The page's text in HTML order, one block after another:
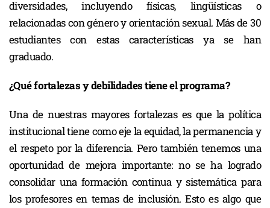
diversidades, incluyendo físicas, lingüísticas o
relacionadas con género y orientación sexual. Más de 30
estudiantes con estas características ya se han
graduado.
¿Qué fortalezas y debilidades tiene el programa?
Una de nuestras mayores fortalezas es que la política
institucional tiene como eje la equidad, la permanencia y
el respeto por la diferencia. Pero también tenemos una
oportunidad de mejora importante: no se ha logrado
consolidar una formación continua y sistemática para
los profesores en temas de inclusión. Esto es algo que